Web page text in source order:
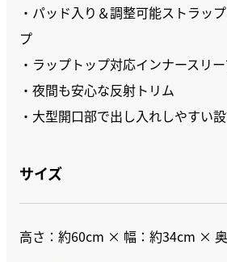
・パッド入り＆調整可能ストラッ
プ
・ラップトップ対応インナースリ
・夜間も安心な反射トリム
・大型開口部で出し入れしやすい
サイズ
高さ：約60cm × 幅：約34cm ×